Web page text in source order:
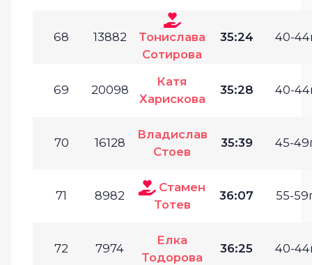
68 13882
Тонислава
Сотирова
35:24 40-
69 20098
Катя
Харискова
35:28 40-
70 16128
Владислав
Стоев
35:39 45-
71 8982
Стамен
Тотев
36:07 55-
72 7974
Елка
Тодорова
36:25 40-